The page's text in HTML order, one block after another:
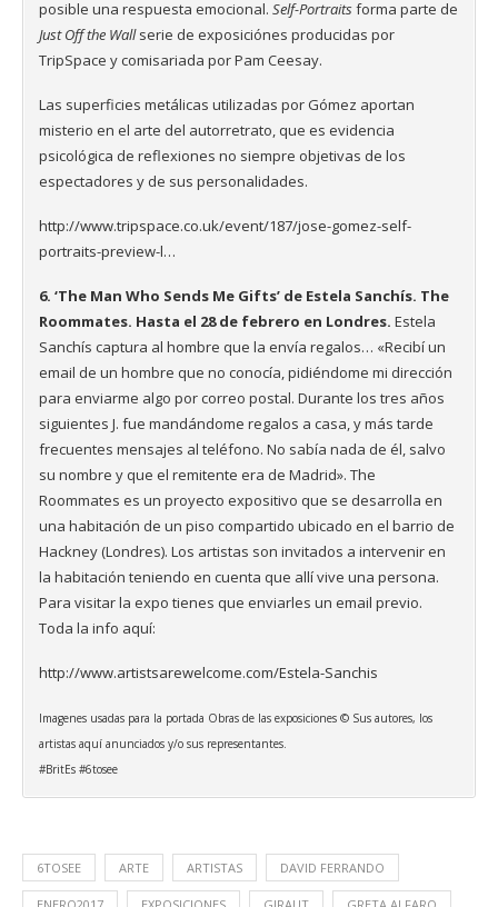
posible una respuesta emocional. Self-Portraitsforma parte de
Just Off the Wallserie de exposiciónes producidas por
TripSpace y comisariada por Pam Ceesay.
Las superficies metálicas utilizadas por Gómez aportan
misterio en el arte del autorretrato, que es evidencia
psicológica de reflexiones no siempre objetivas de los
espectadores y de sus personalidades.
http://www.tripspace.co.uk/event/187/jose-gomez-self-
portraits-preview-l…
6. ‘The Man Who Sends Me Gifts’ de Estela Sanchís. The
Roommates. Hasta el 28 de febrero en Londres. Estela
Sanchís captura al hombre que la envía regalos… «Recibí un
email de un hombre que no conocía, pidiéndome mi dirección
para enviarme algo por correo postal. Durante los tres años
siguientes J. fue mandándome regalos a casa, y más tarde
frecuentes mensajes al teléfono. No sabía nada de él, salvo
su nombre y que el remitente era de Madrid». The
Roommates es un proyecto expositivo que se desarrolla en
una habitación de un piso compartido ubicado en el barrio de
Hackney (Londres). Los artistas son invitados a intervenir en
la habitación teniendo en cuenta que allí vive una persona.
Para visitar la expo tienes que enviarles un email previo.
Toda la info aquí:
http://www.artistsarewelcome.com/Estela-Sanchis
Imagenes usadas para la portada Obras de las exposiciones © Sus autores, los
artistas aquí anunciados y/o sus representantes.
#BritEs #6tosee
6TOSEE ARTE ARTISTAS DAVID FERRANDO